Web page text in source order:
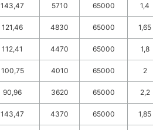
143,47 5710 65000 1,4
121,46 4830 65000 1,65
112,41 4470 65000 1,8
100,75 4010 65000 2
90,96 3620 65000 2,2
143,47 4370 65000 1,85